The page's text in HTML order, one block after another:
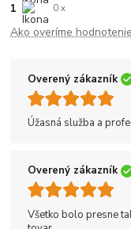
1 0 x
Ako overíme
Overený zákazník
Úžasná služba a
Overený zákazník
Všetko bolo presne